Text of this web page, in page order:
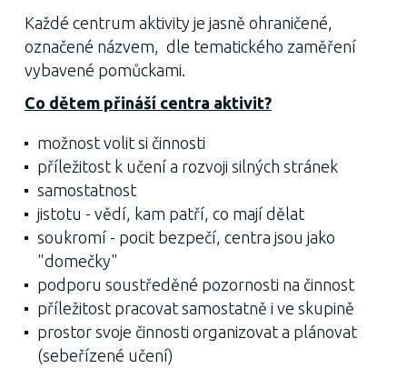
Každé centrum aktivity je jasně ohraničené,
označené názvem, dle tematického zaměření
vybavené pomůckami.
Co dětem přináší centra aktivit?
možnost volit si činnosti
příležitost k učení a rozvoji silných stránek
samostatnost
jistotu - vědí, kam patří, co mají dělat
soukromí - pocit bezpečí, centra jsou jako
"domečky"
podporu soustředěné pozornosti na činnost
příležitost pracovat samostatně i ve skupině
prostor svoje činnosti organizovat a plánovat
(sebeřízené učení)